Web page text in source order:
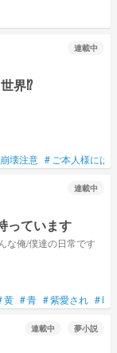
連載中
界⁉︎
壊注意 # ご本人様には
連載中
っています
な俺/僕達の日常です
黄 #青 #紫愛され #暗
連載中 夢小説